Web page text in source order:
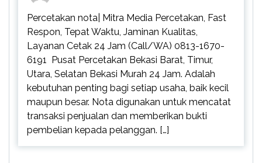
Percetakan nota| Mitra Media Percetakan, Fast
Respon, Tepat Waktu, Jaminan Kualitas,
Layanan Cetak 24 Jam (Call/WA) 0813-1670-
6191 Pusat Percetakan Bekasi Barat, Timur,
Utara, Selatan Bekasi Murah 24 Jam. Adalah
kebutuhan penting bagi setiap usaha, baik kecil
maupun besar. Nota digunakan untuk mencatat
transaksi penjualan dan memberikan bukti
pembelian kepada pelanggan. […]